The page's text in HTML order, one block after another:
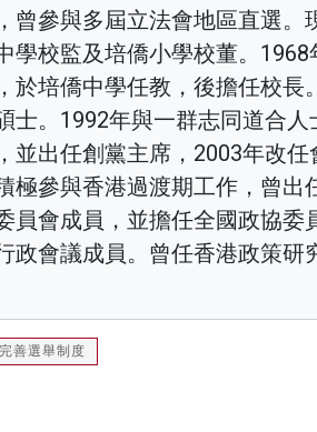
曾參與多屆立法會地區直選。
學校監及培僑小學校董。1968
於培僑中學任教，後擔任校長
士。1992年與一群志同道合人
並出任創黨主席，2003年改任
極參與香港過渡期工作，曾出
員會成員，並擔任全國政協委
政會議成員。曾任香港政策研
完善選舉制度